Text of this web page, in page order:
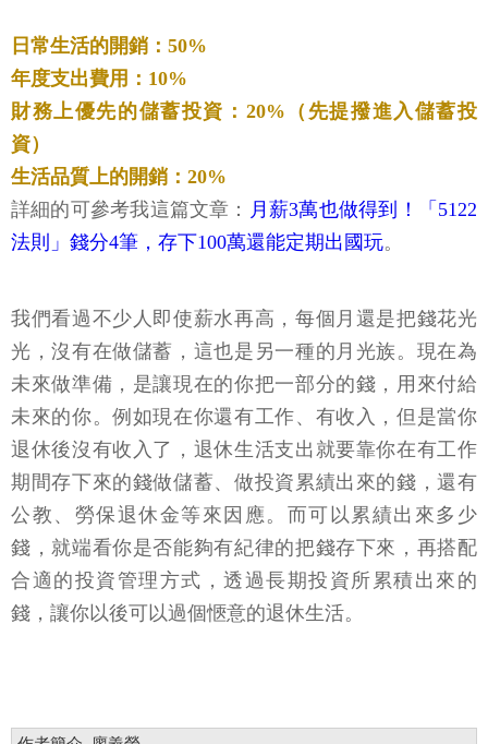
日常生活的開銷：50%
年度支出費用：10%
財務上優先的儲蓄投資：20%（先提撥進入儲蓄投
資）
生活品質上的開銷：20%
詳細的可參考我這篇文章： 月薪3萬也做得到！「5122
法則」錢分4筆，存下100萬還能定期出國玩。
我們看過不少人即使薪水再高，每個月還是把錢花光
光，沒有在做儲蓄，這也是另一種的月光族。現在為
未來做準備，是讓現在的你把一部分的錢，用來付給
未來的你。例如現在你還有工作、有收入，但是當你
退休後沒有收入了，退休生活支出就要靠你在有工作
期間存下來的錢做儲蓄、做投資累績出來的錢，還有
公教、勞保退休金等來因應。而可以累績出來多少
錢，就端看你是否能夠有紀律的把錢存下來，再搭配
合適的投資管理方式，透過長期投資所累積出來的
錢，讓你以後可以過個愜意的退休生活。